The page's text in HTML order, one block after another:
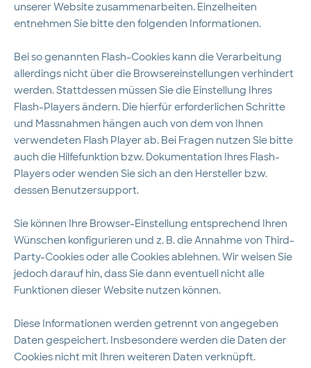
unserer Website zusammenarbeiten. Einzelheiten
entnehmen Sie bitte den folgenden Informationen.
Bei so genannten Flash-Cookies kann die Verarbeitung
allerdings nicht über die Browsereinstellungen verhindert
werden. Stattdessen müssen Sie die Einstellung Ihres
Flash-Players ändern. Die hierfür erforderlichen Schritte
und Massnahmen hängen auch von dem von Ihnen
verwendeten Flash Player ab. Bei Fragen nutzen Sie bitte
auch die Hilfefunktion bzw. Dokumentation Ihres Flash-
Players oder wenden Sie sich an den Hersteller bzw.
dessen Benutzersupport.
Sie können Ihre Browser-Einstellung entsprechend Ihren
Wünschen konfigurieren und z. B. die Annahme von Third-
Party-Cookies oder alle Cookies ablehnen. Wir weisen Sie
jedoch darauf hin, dass Sie dann eventuell nicht alle
Funktionen dieser Website nutzen können.
Diese Informationen werden getrennt von angegeben
Daten gespeichert. Insbesondere werden die Daten der
Cookies nicht mit Ihren weiteren Daten verknüpft.